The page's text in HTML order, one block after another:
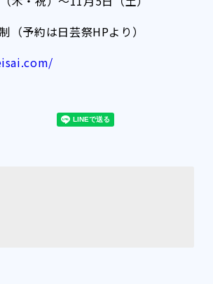
（予約は日芸祭HPより）